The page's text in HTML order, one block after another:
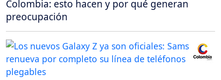
Colombia: esto hacen y por qué generan
preocupación